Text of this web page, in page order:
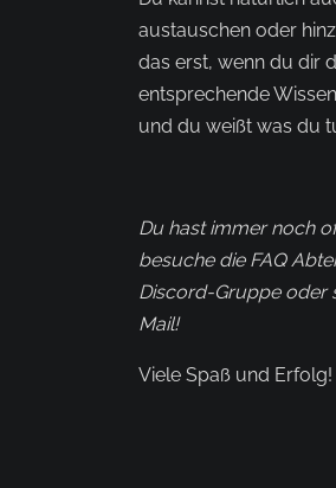
austauschen oder
das erst, wenn du dir
entsprechende
und du weißt was du
Du hast immer noch
besuche die FAQ
Discord-Gruppe oder
Mail!
Viele Spaß und Erfolg!